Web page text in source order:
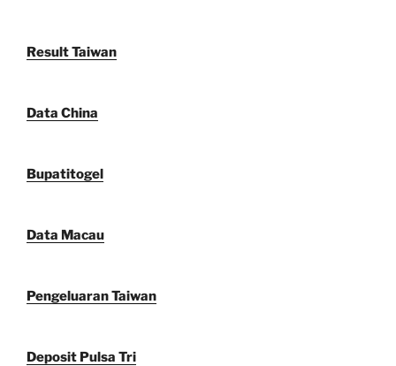
Result Taiwan
Data China
Bupatitogel
Data Macau
Pengeluaran Taiwan
Deposit Pulsa Tri